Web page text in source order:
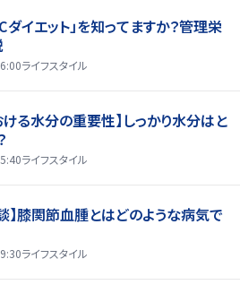
ダイエット」を知ってますか？管理栄
ライフスタイル
ける水分の重要性】しっかり水分はと
ライフスタイル
】膝関節血腫とはどのような病気で
ライフスタイル